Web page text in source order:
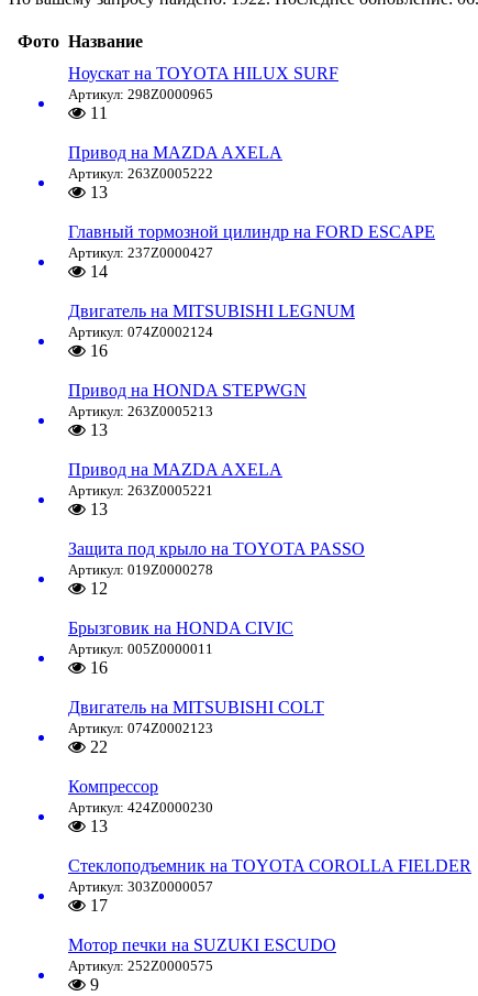
Фото Название
Ноускат на TOYOTA HILUX SURF
Артикул: 298Z0000965
11
Привод на MAZDA AXELA
Артикул: 263Z0005222
13
Главный тормозной цилиндр на FORD ESCAPE
Артикул: 237Z0000427
14
Двигатель на MITSUBISHI LEGNUM
Артикул: 074Z0002124
16
Привод на HONDA STEPWGN
Артикул: 263Z0005213
13
Привод на MAZDA AXELA
Артикул: 263Z0005221
13
Защита под крыло на TOYOTA PASSO
Артикул: 019Z0000278
12
Брызговик на HONDA CIVIC
Артикул: 005Z0000011
16
Двигатель на MITSUBISHI COLT
Артикул: 074Z0002123
22
Компрессор
Артикул: 424Z0000230
13
Стеклоподъемник на TOYOTA COROLLA FIELDER
Артикул: 303Z0000057
17
Мотор печки на SUZUKI ESCUDO
Артикул: 252Z0000575
9